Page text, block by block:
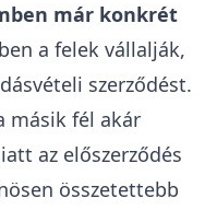
már konkrét
a felek vállalják,
szerződést.
másik fél akár
az előszerződés
összetettebb